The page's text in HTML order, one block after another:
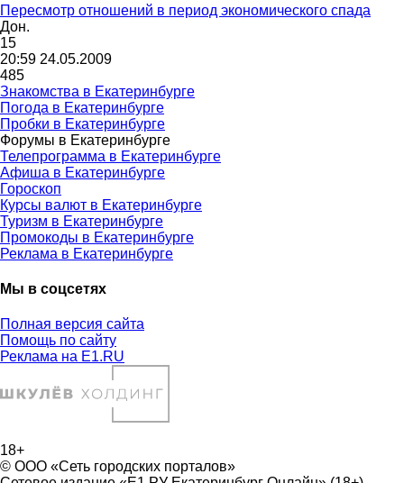
Пересмотр отношений в период экономического спада
Дон.
15
20:59 24.05.2009
485
Знакомства в Екатеринбурге
Погода в Екатеринбурге
Пробки в Екатеринбурге
Форумы в Екатеринбурге
Телепрограмма в Екатеринбурге
Афиша в Екатеринбурге
Гороскоп
Курсы валют в Екатеринбурге
Туризм в Екатеринбурге
Промокоды в Екатеринбурге
Реклама в Екатеринбурге
Мы в соцсетях
Полная версия сайта
Помощь по сайту
Реклама на E1.RU
18+
© ООО «Сеть городских порталов»